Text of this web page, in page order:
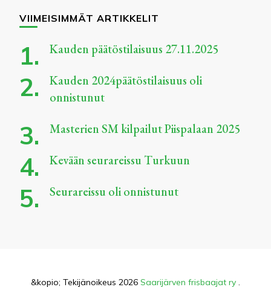
VIIMEISIMMÄT ARTIKKELIT
Kauden päätöstilaisuus 27.11.2025
Kauden 2024päätöstilaisuus oli
onnistunut
Masterien SM kilpailut Piispalaan 2025
Kevään seurareissu Turkuun
Seurareissu oli onnistunut
&kopio; Tekijänoikeus 2026 Saarijärven frisbaajat ry .